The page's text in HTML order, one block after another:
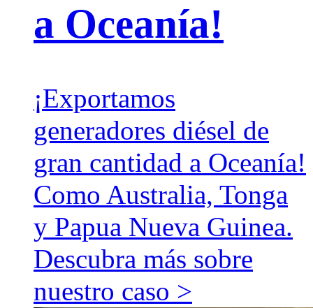
a Oceanía!
¡Exportamos
generadores diésel de
gran cantidad a Oceanía!
Como Australia, Tonga
y Papua Nueva Guinea.
Descubra más sobre
nuestro caso >